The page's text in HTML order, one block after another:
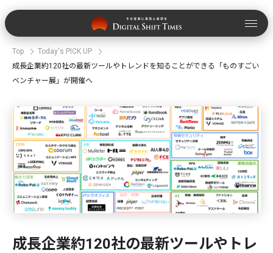
Top
Today's PICK UP
成長企業約120社の最新ツールやトレンドを知ることができる「ものすごい
ベンチャー展」が開催へ
成長企業約120社の最新ツールやトレ